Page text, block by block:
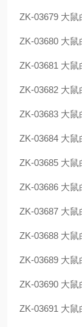
ZK-03679 大鼠
ZK-03680 大鼠
ZK-03681 大鼠
ZK-03682 大鼠
ZK-03683 大鼠
ZK-03684 大鼠
ZK-03685 大鼠
ZK-03686 大鼠
ZK-03687 大鼠
ZK-03688 大鼠
ZK-03689 大鼠
ZK-03690 大鼠
ZK-03691 大鼠